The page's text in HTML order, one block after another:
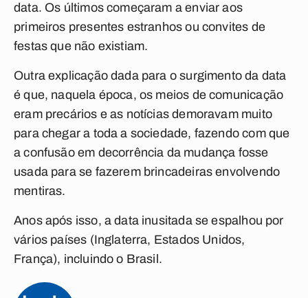
data. Os últimos começaram a enviar aos
primeiros presentes estranhos ou convites de
festas que não existiam.
Outra explicação dada para o surgimento da data
é que, naquela época, os meios de comunicação
eram precários e as notícias demoravam muito
para chegar a toda a sociedade, fazendo com que
a confusão em decorrência da mudança fosse
usada para se fazerem brincadeiras envolvendo
mentiras.
Anos após isso, a data inusitada se espalhou por
vários países (Inglaterra, Estados Unidos,
França), incluindo o Brasil.